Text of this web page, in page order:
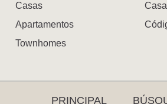
Casas
Apartamentos
Townhomes
PRINCIPAL